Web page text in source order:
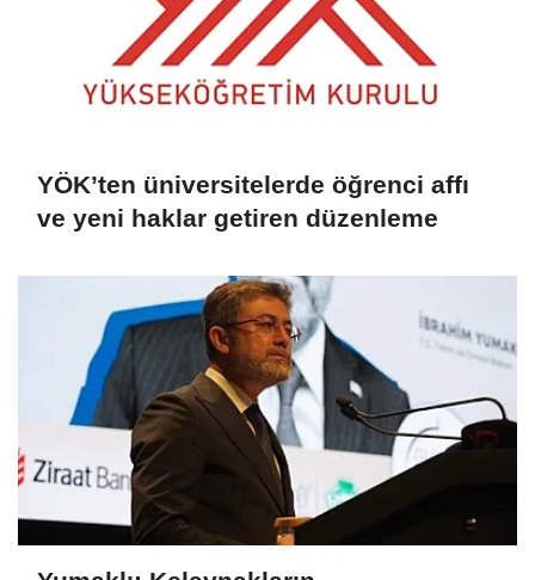
YÖK’ten üniversitelerde öğrenci affı
ve yeni haklar getiren düzenleme